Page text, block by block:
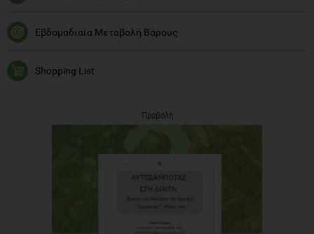
Εβδομαδιαία Μεταβολή Βάρους
Shopping List
Προβολή